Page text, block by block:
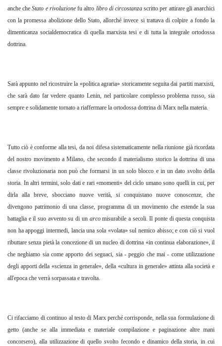
anche cheStato e rivoluzionefu altro libro di circostanzascritto per attirare gli anarchici
con la promessa abolizione dello Stato, allorché invece si trattava di colpire a fondo la
dimenticanza socialdemocratica di quella marxista tesi e di tutta la integrale ortodossa
dottrina.
Sarà appunto nel ricostruire la «politica agraria» storicamente seguita dai partiti marxisti,
che sarà dato far vedere quanto Lenin, nel particolare complesso problema russo, sia
sempre e solidamente tornato a riaffermare la ortodossa dottrina di Marx nella materia.
Tutto ciò è conforme alla tesi, da noi difesa sistematicamente nella riunione già ricordata
del nostro movimento a Milano, che secondo il materialismo storico la dottrina di una
classe rivoluzionaria non può che formarsi in un solo blocco e in un dato svolto della
storia. In altri termini, solo dati e rari «momenti» del ciclo umano sono quelli in cui, per
dirla alla breve, sbocciano nuove verità, si conquistano nuove conoscenze, che
divengono patrimonio di una classe, programma di un movimento che estende la sua
battaglia e il suo avvento su di un arcomisurabile a secoli. Il ponte di questa conquista
non ha appoggi intermedi, lancia una sola «volata» sul nemico abisso; e con ciò si vuol
ributtare senza pietà la concezione di un nucleo di dottrina «in continua elaborazione», il
che neghiamo sia come apporto dei seguaci, sia - peggio che mai - come utilizzazione
degli apporti della «scienza in generale», della «cultura in generale» attinta alla società e
all'epoca che verrà sorpassata e travolta.
Ci rifacciamo di continuo al testo di Marx perché corrisponde, nella sua formulazione di
getto (anche se alla immediata e materiale compilazione e paginazione altre mani
concorsero), alla utilizzazione di quello svolto fecondo e dinamico della storia, in cui